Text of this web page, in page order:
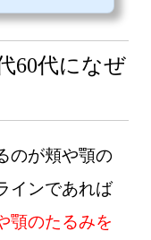
60代になぜ
のが頬や顎の
インであれば
顎のたるみを